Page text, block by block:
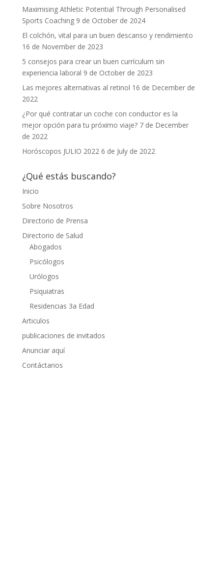
Maximising Athletic Potential Through Personalised
Sports Coaching 9 de October de 2024
El colchón, vital para un buen descanso y rendimiento
16 de November de 2023
5 consejos para crear un buen currículum sin
experiencia laboral 9 de October de 2023
Las mejores alternativas al retinol 16 de December de
2022
¿Por qué contratar un coche con conductor es la
mejor opción para tu próximo viaje? 7 de December
de 2022
Horóscopos JULIO 2022 6 de July de 2022
¿Qué estás buscando?
Inicio
Sobre Nosotros
Directorio de Prensa
Directorio de Salud
Abogados
Psicólogos
Urólogos
Psiquiatras
Residencias 3a Edad
Articulos
publicaciones de invitados
Anunciar aquí
Contáctanos